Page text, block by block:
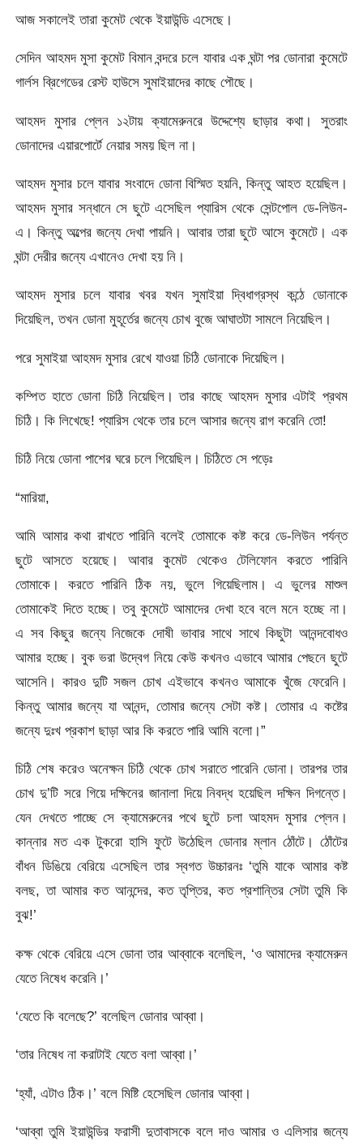
আজ সকালেই তারা কুমেট থেকে ইয়াউন্ডি এসেছে।
সেদিন আহমদ মুসা কুমেট বিমান বন্দরে চলে যাবার এক ঘন্টা পর ডোনারা কুমেটে
গার্লস ব্রিগেডের রেস্ট হাউসে সুমাইয়াদের কাছে পৌছে।
আহমদ মুসার প্লেন ১২টায় ক্যামেরুনরে উদ্দেশ্যে ছাড়ার কথা। সুতরাং
ডোনাদের এয়ারপোর্টে নেয়ার সময় ছিল না।
আহমদ মুসার চলে যাবার সংবাদে ডোনা বিস্মিত হয়নি, কিন্তু আহত হয়েছিল।
আহমদ মুসার সন্ধানে সে ছুটে এসেছিল প্যারিস থেকে সেন্টপোল ডে-লিউন-
এ। কিন্তু অল্পের জন্যে দেখা পায়নি। আবার তারা ছুটে আসে কুমেটে। এক
ঘন্টা দেরীর জন্যে এখানেও দেখা হয় নি।
আহমদ মুসার চলে যাবার খবর যখন সুমাইয়া দ্বিধাগ্রস্থ কন্ঠে ডোনাকে
দিয়েছিল, তখন ডোনা মুহূর্তের জন্যে চোখ বুজে আঘাতটা সামলে নিয়েছিল।
পরে সুমাইয়া আহমদ মুসার রেখে যাওয়া চিঠি ডোনাকে দিয়েছিল।
কম্পিত হাতে ডোনা চিঠি নিয়েছিল। তার কাছে আহমদ মুসার এটাই প্রথম
চিঠি। কি লিখেছে! প্যারিস থেকে তার চলে আসার জন্যে রাগ করেনি তো!
চিঠি নিয়ে ডোনা পাশের ঘরে চলে গিয়েছিল। চিঠিতে সে পড়েঃ
“মারিয়া,
আমি আমার কথা রাখতে পারিনি বলেই তোমাকে কষ্ট করে ডে-লিউন পর্যন্ত
ছুটে আসতে হয়েছে। আবার কুমেট থেকেও টেলিফোন করতে পারিনি
তোমাকে। করতে পারিনি ঠিক নয়, ভুলে গিয়েছিলাম। এ ভুলের মাশুল
তোমাকেই দিতে হচ্ছে। তবু কুমেটে আমাদের দেখা হবে বলে মনে হচ্ছে না।
এ সব কিছুর জন্যে নিজেকে দোষী ভাবার সাথে সাথে কিছুটা আনন্দবোধও
আমার হচ্ছে। বুক ভরা উদ্বেগ নিয়ে কেউ কখনও এভাবে আমার পেছনে ছুটে
আসেনি। কারও দুটি সজল চোখ এইভাবে কখনও আমাকে খুঁজে ফেরেনি।
কিন্তু আমার জন্যে যা আনন্দ, তোমার জন্যে সেটা কষ্ট। তোমার এ কষ্টের
জন্যে দুঃখ প্রকাশ ছাড়া আর কি করতে পারি আমি বলো।”
চিঠি শেষ করেও অনেক্ষন চিঠি থেকে চোখ সরাতে পারেনি ডোনা। তারপর তার
চোখ দু’টি সরে গিয়ে দক্ষিনের জানালা দিয়ে নিবদ্ধ হয়েছিল দক্ষিন দিগন্তে।
যেন দেখতে পাচ্ছে সে ক্যামেরুনের পথে ছুটে চলা আহমদ মুসার প্লেন।
কান্নার মত এক টুকরো হাসি ফুটে উঠেছিল ডোনার ম্লান ঠোঁটে। ঠোঁটের
বাঁধন ডিঙিয়ে বেরিয়ে এসেছিল তার স্বগত উচ্চারনঃ ‘তুমি যাকে আমার কষ্ট
বলছ, তা আমার কত আনন্দের, কত তৃপ্তির, কত প্রশান্তির সেটা তুমি কি
বুঝ!’
কক্ষ থেকে বেরিয়ে এসে ডোনা তার আব্বাকে বলেছিল, ‘ও আমাদের ক্যামেরুন
যেতে নিষেধ করেনি।’
‘যেতে কি বলেছে?’ বলেছিল ডোনার আব্বা।
‘তার নিষেধ না করাটাই যেতে বলা আব্বা।’
‘হ্যাঁ, এটাও ঠিক।’ বলে মিষ্টি হেসেছিল ডোনার আব্বা।
‘আব্বা তুমি ইয়াউন্ডির ফরাসী দুতাবাসকে বলে দাও আমার ও এলিসার জন্যে